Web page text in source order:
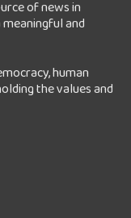
of news in
meaningful and
human
the values and